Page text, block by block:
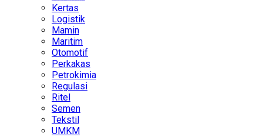
Kertas
Logistik
Mamin
Maritim
Otomotif
Perkakas
Petrokimia
Regulasi
Ritel
Semen
Tekstil
UMKM